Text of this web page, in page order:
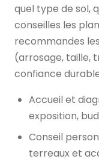
quel type de sol,
conseilles les
recommandes
(arrosage, taille,
confiance
Accueil et
exposition,
Conseil
terreaux et